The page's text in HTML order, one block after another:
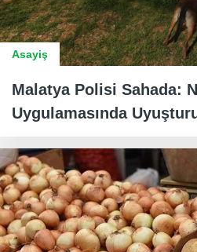
Asayiş
Malatya Polisi Sahada:
Uygulamasında